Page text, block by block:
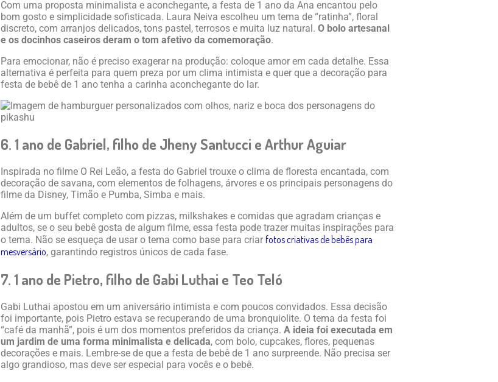
Com uma proposta minimalista e aconchegante, a festa de 1 ano da Ana encantou pelo
bom gosto e simplicidade sofisticada. Laura Neiva escolheu um tema de “ratinha”, floral
discreto, com arranjos delicados, tons pastel, terrosos e muita luz natural. O bolo artesanal
e os docinhos caseiros deram o tom afetivo da comemoração.
Para emocionar, não é preciso exagerar na produção: coloque amor em cada detalhe. Essa
alternativa é perfeita para quem preza por um clima intimista e quer que a decoração para
festa de bebê de 1 ano tenha a carinha aconchegante do lar.
6. 1 ano de Gabriel, filho de Jheny Santucci e Arthur Aguiar
Inspirada no filme O Rei Leão, a festa do Gabriel trouxe o clima de floresta encantada, com
decoração de savana, com elementos de folhagens, árvores e os principais personagens do
filme da Disney, Timão e Pumba, Simba e mais.
Além de um buffet completo com pizzas, milkshakes e comidas que agradam crianças e
adultos, se o seu bebê gosta de algum filme, essa festa pode trazer muitas inspirações para
o tema. Não se esqueça de usar o tema como base para criar fotos criativas de bebês para
mesversário, garantindo registros únicos de cada fase.
7. 1 ano de Pietro, filho de Gabi Luthai e Teo Teló
Gabi Luthai apostou em um aniversário intimista e com poucos convidados. Essa decisão
foi importante, pois Pietro estava se recuperando de uma bronquiolite. O tema da festa foi
“café da manhã”, pois é um dos momentos preferidos da criança. A ideia foi executada em
um jardim de uma forma minimalista e delicada, com bolo, cupcakes, flores, pequenas
decorações e mais. Lembre-se de que a festa de bebê de 1 ano surpreende. Não precisa ser
algo grandioso, mas deve ser especial para vocês e o bebê.